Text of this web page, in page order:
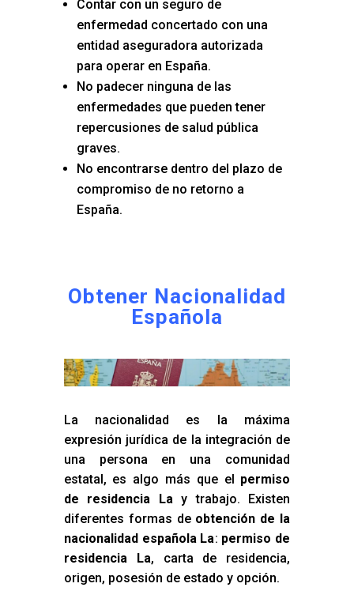
Contar con un seguro de
enfermedad concertado con una
entidad aseguradora autorizada
para operar en España.
No padecer ninguna de las
enfermedades que pueden tener
repercusiones de salud pública
graves.
No encontrarse dentro del plazo de
compromiso de no retorno a
España.
Obtener Nacionalidad
Española
La nacionalidad es la máxima
expresión jurídica de la integración de
una persona en una comunidad
estatal, es algo más que el permiso
de residencia Lay trabajo. Existen
diferentes formas de obtención de la
nacionalidad española La: permiso de
residencia La, carta de residencia,
origen, posesión de estado y opción.